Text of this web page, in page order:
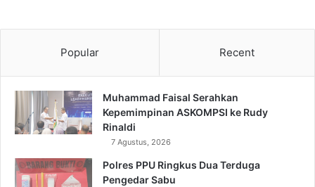
Popular Recent
Muhammad Faisal Serahkan
Kepemimpinan ASKOMPSI ke Rudy
Rinaldi
7 Agustus, 2026
Polres PPU Ringkus Dua Terduga
Pengedar Sabu